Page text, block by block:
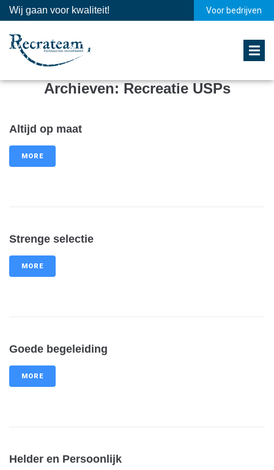
Wij gaan voor kwaliteit! Voor bedrijven
Archieven:Recreatie USPs
Altijd op maat
MORE
Strenge selectie
MORE
Goede begeleiding
MORE
Helder en Persoonlijk